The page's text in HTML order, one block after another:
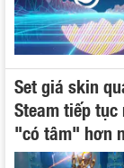
Set giá skin
Steam tiếp
"có tâm" hơn